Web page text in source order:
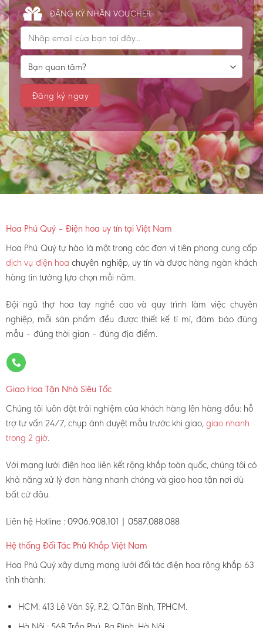
ĐĂNG KÝ NHẬN VOUCHER
Hoa Phú Quý – Điện hoa uy tín tại Việt Nam
Hoa Phú Quý tự hào là một trong các đơn vị tiên phong cung cấp
dịch vụ điện hoachuyên nghiệp, uy tín và được hàng ngàn khách
hàng tin tưởng lựa chọn mỗi năm.
Đội ngũ thợ hoa tay nghề cao và quy trình làm việc chuyên
nghiệp, mỗi sản phẩm đều được thiết kế tỉ mỉ, đảm bảo đúng
mẫu – đúng thời gian – đúng địa điểm.
Giao Hoa Tận Nhà Siêu Tốc
Chúng tôi luôn đặt trải nghiệm của khách hàng lên hàng đầu: hỗ
trợ tư vấn 24/7, chụp ảnh duyệt mẫu trước khi giao,giao nhanh
trong 2 giờ.
Với mạng lưới điện hoa liên kết rộng khắp toàn quốc, chúng tôi có
khả năng xử lý đơn hàng nhanh chóng và giao hoa tận nơi dù
bất cứ đâu.
Liên hệ Hotline : 0906.908.101 | 0587.088.088
Hệ thống Đối Tác Phủ Khắp Việt Nam
Hoa Phú Quý xây dựng mạng lưới đối tác điện hoa rộng khắp 63
tỉnh thành:
HCM: 413 Lê Văn Sỹ, P.2, Q.Tân Bình, TPHCM.